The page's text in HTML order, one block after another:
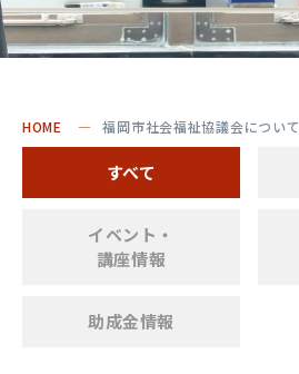
HOME 福岡市社会福祉協議会について
すべて
イベント・
講座情報
助成金情報